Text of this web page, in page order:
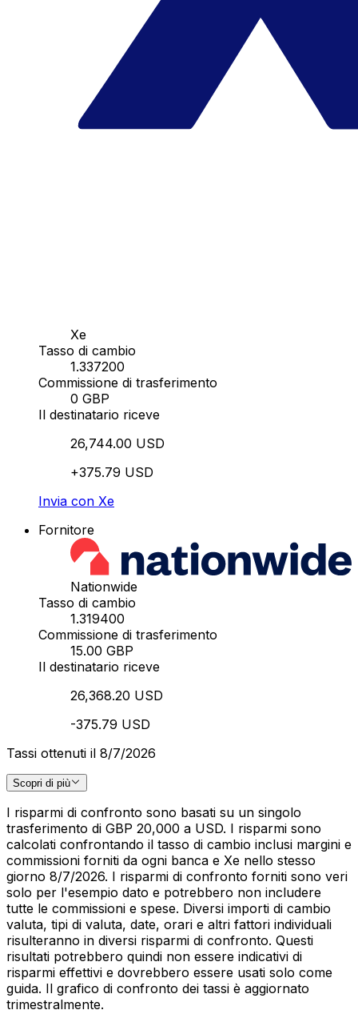
Xe
Tasso di cambio
1.337200
Commissione di trasferimento
0 GBP
Il destinatario riceve
26,744.00 USD
+375.79 USD
Invia con Xe
Fornitore
Nationwide
Tasso di cambio
1.319400
Commissione di trasferimento
15.00 GBP
Il destinatario riceve
26,368.20 USD
-375.79 USD
Tassi ottenuti il 8/7/2026
Scopri di più
I risparmi di confronto sono basati su un singolo
trasferimento di GBP 20,000 a USD. I risparmi sono
calcolati confrontando il tasso di cambio inclusi margini e
commissioni forniti da ogni banca e Xe nello stesso
giorno 8/7/2026. I risparmi di confronto forniti sono veri
solo per l'esempio dato e potrebbero non includere
tutte le commissioni e spese. Diversi importi di cambio
valuta, tipi di valuta, date, orari e altri fattori individuali
risulteranno in diversi risparmi di confronto. Questi
risultati potrebbero quindi non essere indicativi di
risparmi effettivi e dovrebbero essere usati solo come
guida. Il grafico di confronto dei tassi è aggiornato
trimestralmente.